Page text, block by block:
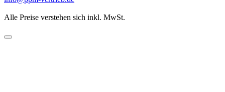
Alle Preise verstehen sich inkl. MwSt.